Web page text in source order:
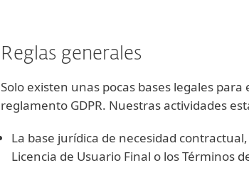
Reglas generales
Solo existen unas pocas bases legales
reglamento GDPR. Nuestras actividades
La base jurídica de necesidad
Licencia de Usuario Final o los Términos